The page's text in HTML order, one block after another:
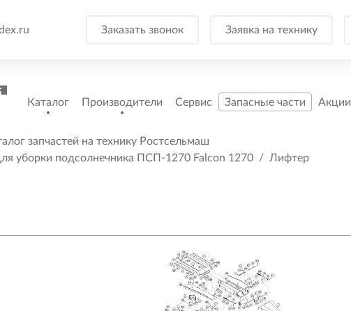
Заказать звонок Заявка на технику
Каталог Производители Сервис Запасные части Акции
запчастей на технику Ростсельмаш
уборки подсолнечника ПСП-1270 Falcon 1270
Лифтер